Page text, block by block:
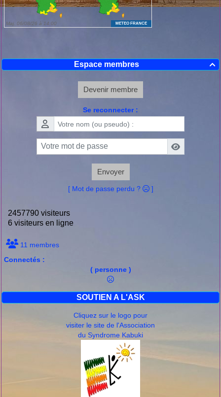

Espace membres
Devenir membre
Se reconnecter :
Envoyer
[ Mot de passe perdu ? ]
2457790 visiteurs
6 visiteurs en ligne
11 membres
Connectés :
( personne )
SOUTIEN A L'ASK
Cliquez sur le logo pour
visiter le site de l'Association
du Syndrome Kabuki